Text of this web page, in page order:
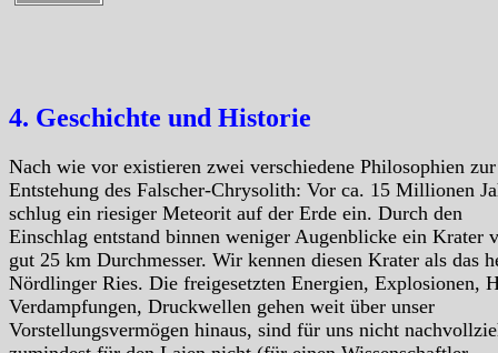
4. Geschichte und Historie
Nach wie vor existieren zwei verschiedene Philosophien zur
Entstehung des Falscher-Chrysolith: Vor ca. 15 Millionen
schlug ein riesiger Meteorit auf der Erde ein. Durch den
Einschlag entstand binnen weniger Augenblicke ein Krater
gut 25 km Durchmesser. Wir kennen diesen Krater als das
Nördlinger Ries. Die freigesetzten Energien, Explosionen,
Verdampfungen, Druckwellen gehen weit über unser
Vorstellungsvermögen hinaus, sind für uns nicht